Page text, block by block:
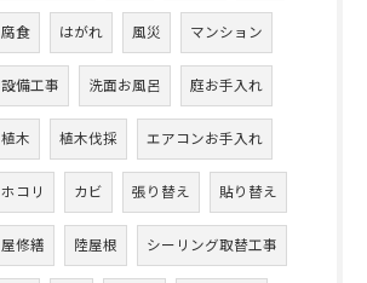
腐食 はがれ 風災 マンション
設備工事 洗面お風呂 庭お手入れ
植木 植木伐採 エアコンお手入れ
ホコリ カビ 張り替え 貼り替え
屋修繕 陸屋根 シーリング取替工事